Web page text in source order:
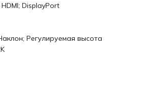
DisplayPort
Регулируемая высота